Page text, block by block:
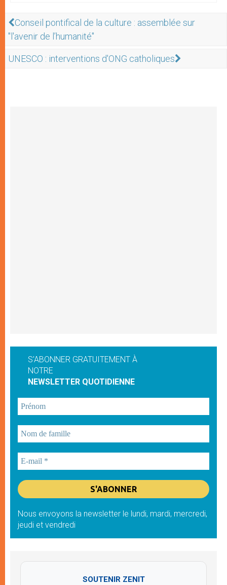
Conseil pontifical de la culture : assemblée sur
"l'avenir de l’humanité"
UNESCO : interventions d'ONG catholiques
S'ABONNER GRATUITEMENT À
NOTRE
NEWSLETTER QUOTIDIENNE
Nous envoyons la newsletter le lundi, mardi, mercredi,
jeudi et vendredi
SOUTENIR ZENIT